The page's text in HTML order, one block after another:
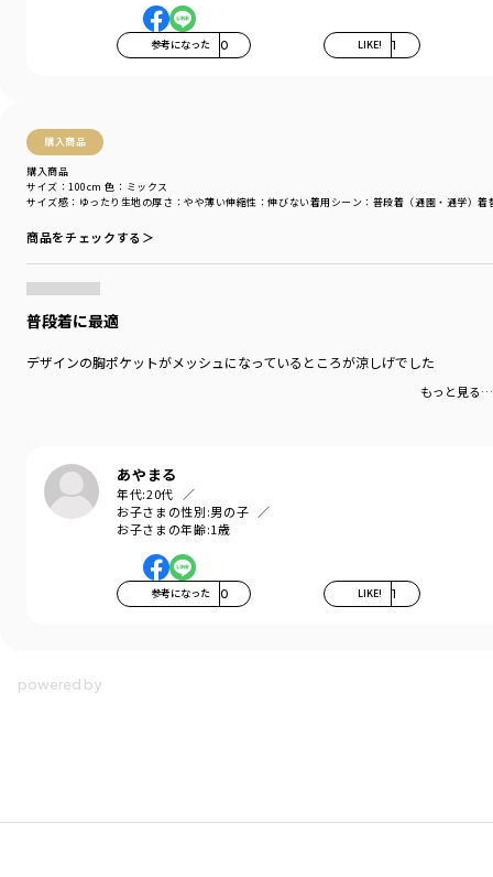
参考になった 0 LIKE! 1
購入商品
購入商品
サイズ感 ：ゆったり 生地の厚さ ：やや薄い伸縮性 ：伸びない着用シーン ：普段着（通園・通学）着
サイズ：100cm 色：ミックス
商品をチェックする＞
普段着に最適
デザインの胸ポケットがメッシュになっているところが涼しげでした
もっと見る…
あやまる
年代:20代
お子さまの性別:男の子
お子さまの年齢:1歳
参考になった 0 LIKE! 1